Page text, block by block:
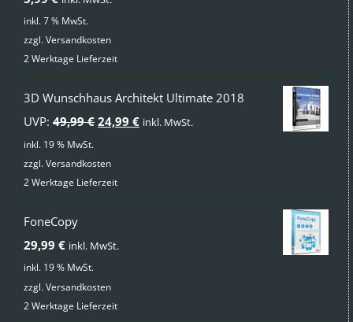
inkl. 7 % MwSt.
zzgl.Versandkosten
2 Werktage Lieferzeit
3D Wunschhaus Architekt Ultimate 2018
UVP: 49,99€ Ursprünglicher
war:
24,99 €Aktueller
inkl. MwSt.
inkl. 19 % MwSt.
zzgl.Versandkosten
2 Werktage Lieferzeit
FoneCopy
29,99 € inkl. MwSt.
inkl. 19 % MwSt.
zzgl.Versandkosten
2 Werktage Lieferzeit